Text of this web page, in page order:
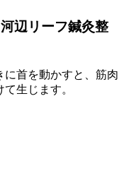
辺リーフ鍼灸整
首を動かすと、筋肉
生じます。